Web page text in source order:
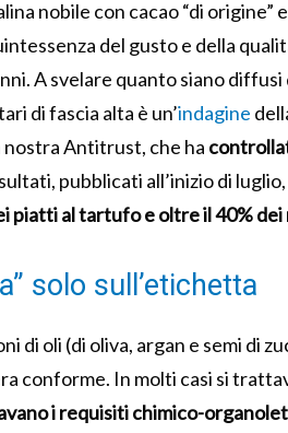
nobile con cacao “di
del gusto e della
A svelare quanto siano
di fascia alta è un’indagine
nostra Antitrust, che ha
pubblicati all’inizio di
piatti al tartufo e oltre il 40%
solo sull’etichetta
di oli (di oliva, argan e semi di
conforme. In molti casi si
i requisiti chimico-